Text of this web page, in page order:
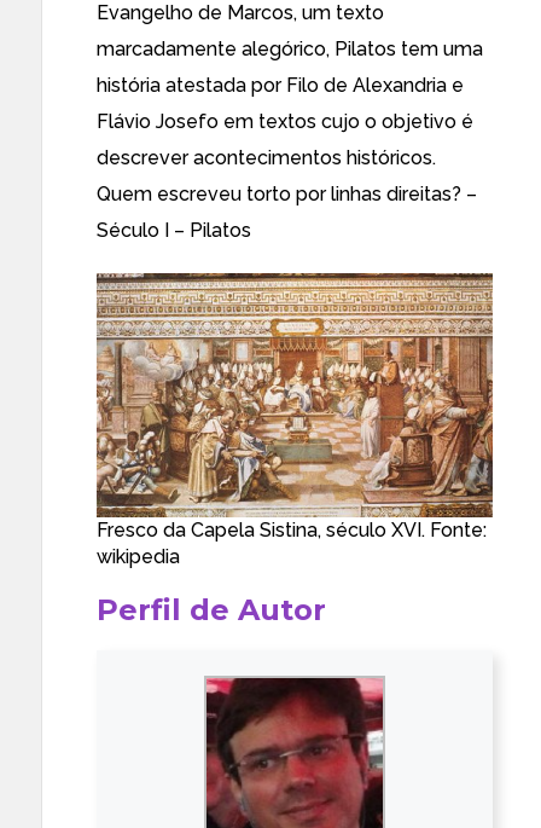
Evangelho de Marcos, um texto
marcadamente alegórico, Pilatos tem uma
história atestada por Filo de Alexandria e
Flávio Josefo em textos cujo o objetivo é
descrever acontecimentos históricos.
Quem escreveu torto por linhas direitas? –
Século I – Pilatos
Fresco da Capela Sistina, século XVI. Fonte:
wikipedia
Perfil de Autor